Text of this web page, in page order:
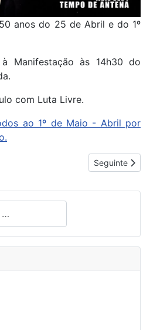
anos do 25 de Abril e do 1º
Manifestação às 14h30 do
com Luta Livre.
ao 1º de Maio - Abril por
DO 1º DE MAIO NA ALAMEDA
Artigo
Seguinte